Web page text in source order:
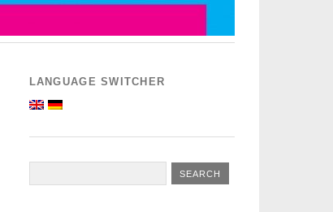
LANGUAGE SWITCHER